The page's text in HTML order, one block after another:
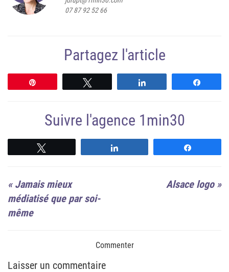
07 87 92 52 66
Partagez l'article
Suivre l'agence 1min30
« Jamais mieux
médiatisé que par soi-
même
Alsace logo»
Commenter
Laisser un commentaire